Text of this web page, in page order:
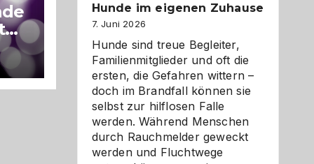
gestalten
Hunde im eigenen Zuhause
7. Juni 2026
Hunde sind treue Begleiter,
Familienmitglieder und oft die
ersten, die Gefahren wittern –
doch im Brandfall können sie
selbst zur hilflosen Falle
werden. Während Menschen
durch Rauchmelder geweckt
werden und Fluchtwege